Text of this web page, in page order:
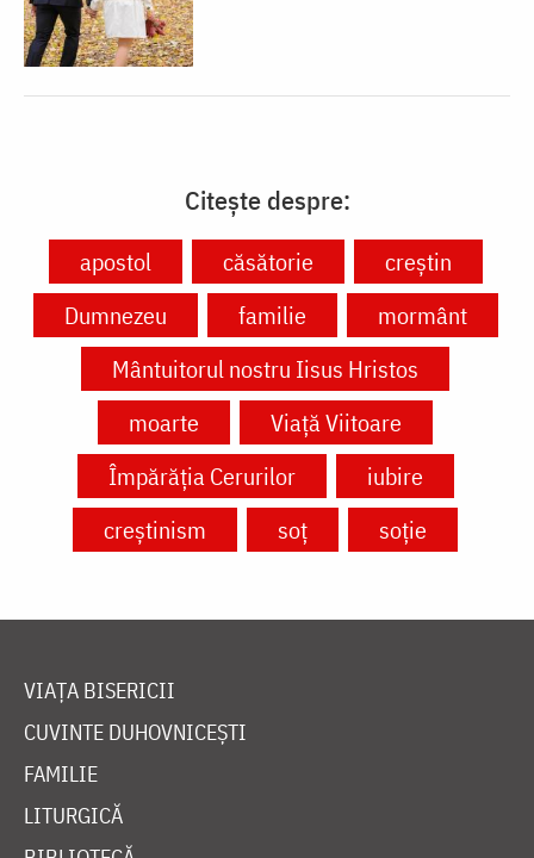
Citește despre:
apostol căsătorie
creștin
Dumnezeu
familie
mormânt
Mântuitorul nostru Iisus Hristos
moarte
Viață Viitoare
Împărăția Cerurilor
iubire
creștinism
soț soție
VIAȚA BISERICII
CUVINTE DUHOVNICEȘTI
FAMILIE
LITURGICĂ